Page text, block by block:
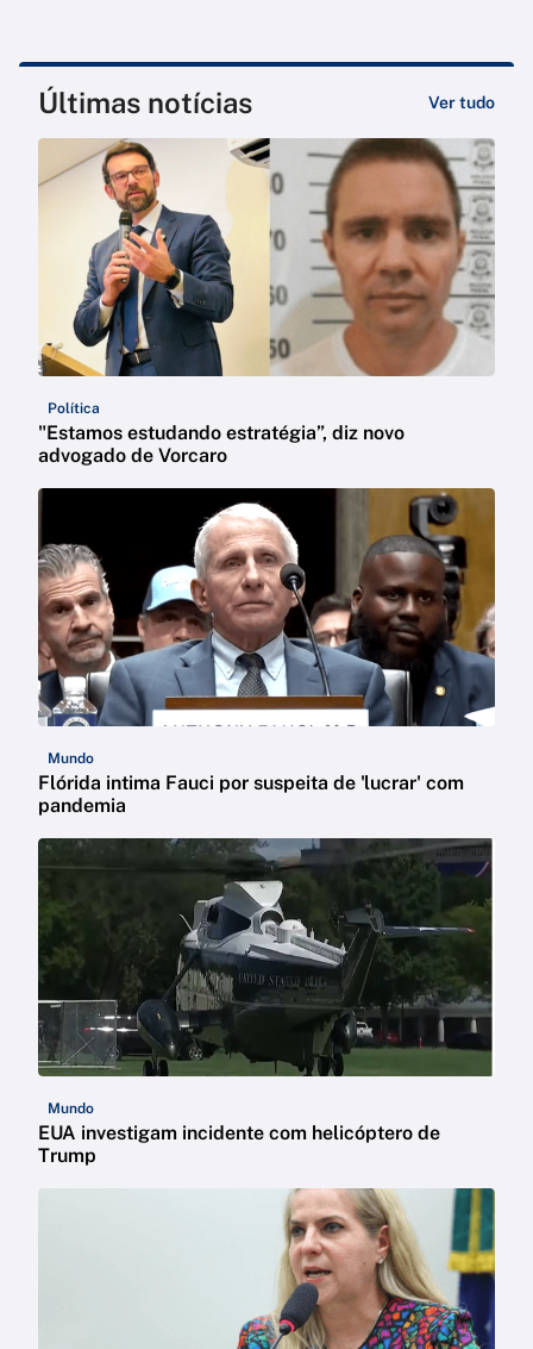
Últimas notícias Ver tudo
Política
"Estamos estudando estratégia”, diz novo
advogado de Vorcaro
Mundo
Flórida intima Fauci por suspeita de 'lucrar' com
pandemia
Mundo
EUA investigam incidente com helicóptero de
Trump